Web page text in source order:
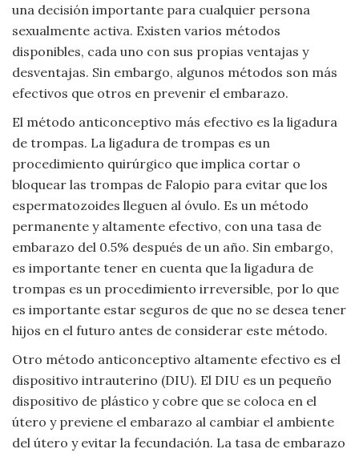
Lenguaje
Leyes
Literatura
Moda
y
Tendencias
Naturaleza
Psicología
Religión
Sociología
Tecnología
una decisión importante para cualquier persona
sexualmente activa. Existen varios métodos
disponibles, cada uno con sus propias ventajas y
desventajas. Sin embargo, algunos métodos son más
efectivos que otros en prevenir el embarazo.
El método anticonceptivo más efectivo es la ligadura
de trompas. La ligadura de trompas es un
procedimiento quirúrgico que implica cortar o
bloquear las trompas de Falopio para evitar que los
espermatozoides lleguen al óvulo. Es un método
permanente y altamente efectivo, con una tasa de
embarazo del 0.5% después de un año. Sin embargo,
es importante tener en cuenta que la ligadura de
trompas es un procedimiento irreversible, por lo que
es importante estar seguros de que no se desea tener
hijos en el futuro antes de considerar este método.
Otro método anticonceptivo altamente efectivo es el
dispositivo intrauterino (DIU). El DIU es un pequeño
dispositivo de plástico y cobre que se coloca en el
útero y previene el embarazo al cambiar el ambiente
del útero y evitar la fecundación. La tasa de embarazo